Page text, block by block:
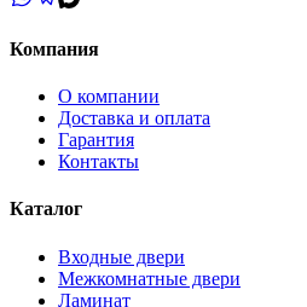
Компания
О компании
Доставка и оплата
Гарантия
Контакты
Каталог
Входные двери
Межкомнатные двери
Ламинат